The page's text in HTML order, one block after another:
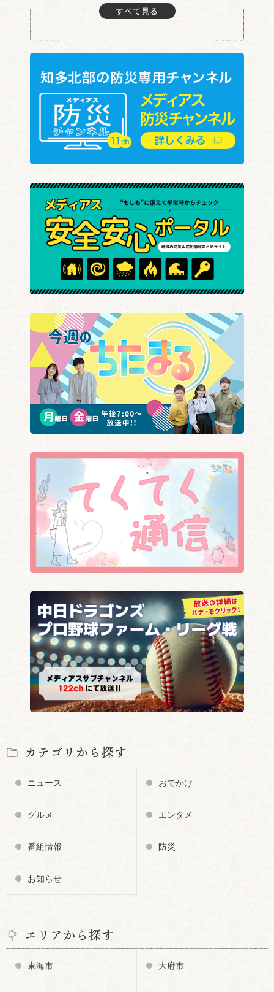
すべて見る
カテゴリから探す
ニュース おでかけ
グルメ エンタメ
番組情報 防災
お知らせ
エリアから探す
東海市 大府市